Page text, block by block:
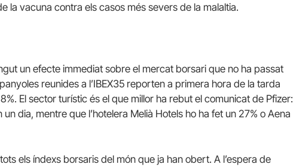
la vacuna contra els casos més severs de la malaltia.
un efecte immediat sobre el mercat borsari que no ha passat
reunides a l’IBEX35 reporten a primera hora de la tarda
El sector turístic és el que millor ha rebut el comunicat de Pfizer:
un dia, mentre que l’hotelera Melià Hotels ho ha fet un 27% o Aena
els índexs borsaris del món que ja han obert. A l’espera de